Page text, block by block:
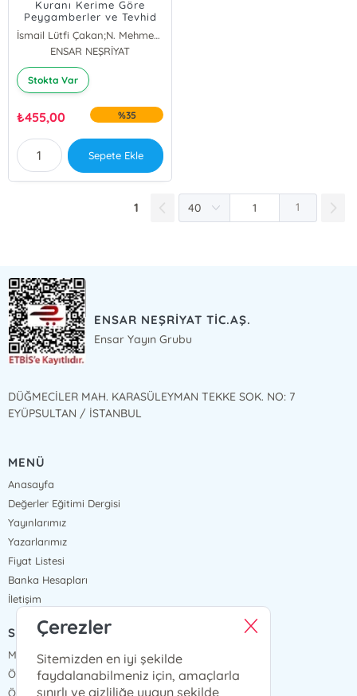
Kuranı Kerime Göre
Peygamberler ve Tevhid
Mücadelesi
İsmail Lütfi Çakan;N. Mehmed Solmaz
ENSAR NEŞRİYAT
Stokta Var
₺455,00 %35
Sepete Ekle
1 1
ENSAR NEŞRİYAT TİC.AŞ.
Ensar Yayın Grubu
DÜĞMECİLER MAH. KARASÜLEYMAN TEKKE SOK. NO: 7
EYÜPSULTAN / İSTANBUL
MENÜ
Anasayfa
Değerler Eğitimi Dergisi
Yayınlarımız
Yazarlarımız
Fiyat Listesi
Banka Hesapları
İletişim
SÖZLEŞMELER
Mesafeli Satış Sözleşmesi
Ön Bilgilendirme Formu
Ödeme ve Teslimat
Çerezler
Sitemizden en iyi şekilde
faydalanabilmeniz için, amaçlarla
sınırlı ve gizliliğe uygun şekilde